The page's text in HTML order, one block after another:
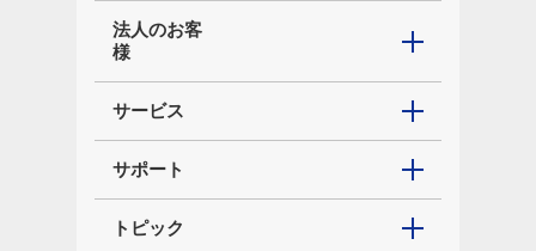
法人のお客
様
サービス
サポート
トピック